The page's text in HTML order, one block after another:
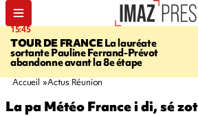
15:45
TOUR DE FRANCELa lauréate
sortante Pauline Ferrand-Prévot
abandonne avant la 8e étape
Accueil Actus Réunion
La pa Météo France i di, sé